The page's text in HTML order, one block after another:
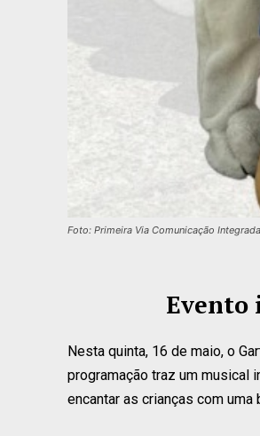
Foto: Primeira Via Comunicação Integrada
Evento
Nesta quinta, 16 de maio, o
programação traz um musical
encantar as crianças com